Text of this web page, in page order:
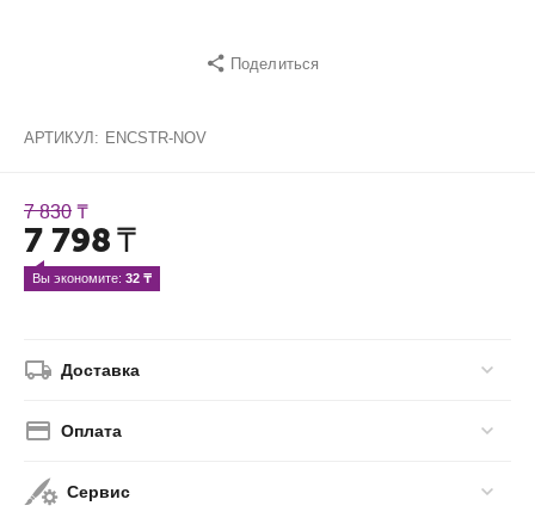
Поделиться
АРТИКУЛ: ENCSTR-NOV
7 830 ₸
7 798₸
Вы экономите: 32 ₸
Доставка
Оплата
Сервис